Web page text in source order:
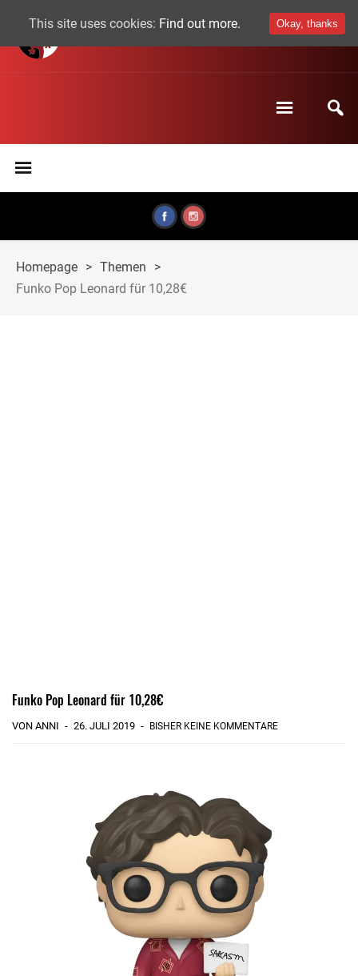
Homepage > Themen
>
Funko Pop Leonard für 10,28€
Funko Pop Leonard für 10,28€
VON ANNI 26. JULI 2019 BISHER KEINE KOMMENTARE
This site uses cookies: Find out more. Okay, thanks